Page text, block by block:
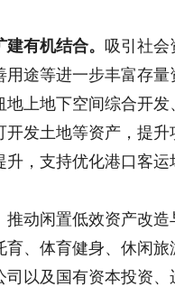
有机结合。 吸引社会
途等进一步丰富存
上地下空间综合开
发土地等资产，提
，支持优化港口客运
推动闲置低效资产改
、体育健身、休闲
以及国有资本投资